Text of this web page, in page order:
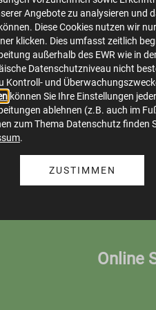
Angebote zu analysieren und
Diese Cookies nutzen wir
klicken. Dies umfasst zeitlich
außerhalb des EWR wie in
Datenschutzniveau nicht
Kontroll- und
können Sie Ihre Einstellungen
ablehnen (z.B. auch im
zum Thema Datenschutz finden
.
ZUSTIMMEN
Beispiel Digitaler
image/jpeg
Herunterladen Bild
Online